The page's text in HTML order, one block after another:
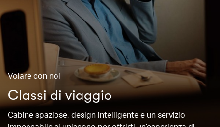
Volare con noi
Classi di viaggio
Cabine spaziose, design intelligente e un servizio